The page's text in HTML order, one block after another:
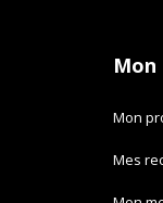
Mon
Mon
Mes